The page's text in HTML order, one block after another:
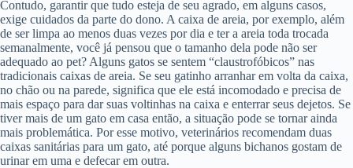
Contudo, garantir que tudo esteja de seu agrado, em alguns casos,
exige cuidados da parte do dono. A caixa de areia, por exemplo, além
de ser limpa ao menos duas vezes por dia e ter a areia toda trocada
semanalmente, você já pensou que o tamanho dela pode não ser
adequado ao pet? Alguns gatos se sentem “claustrofóbicos” nas
tradicionais caixas de areia. Se seu gatinho arranhar em volta da caixa,
no chão ou na parede, significa que ele está incomodado e precisa de
mais espaço para dar suas voltinhas na caixa e enterrar seus dejetos. Se
tiver mais de um gato em casa então, a situação pode se tornar ainda
mais problemática. Por esse motivo, veterinários recomendam duas
caixas sanitárias para um gato, até porque alguns bichanos gostam de
urinar em uma e defecar em outra.